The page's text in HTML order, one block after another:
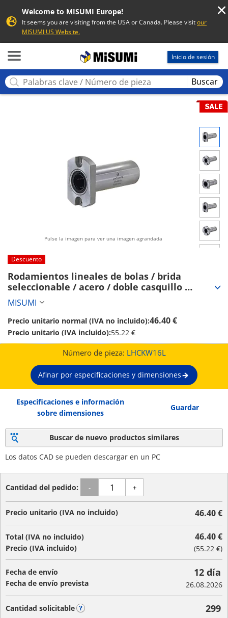
Welcome to MISUMI Europe!
It seems you are visiting from the USA or Canada. Please visitour
MISUMI US Website.
Inicio de sesión
Buscar
Pulse la imagen para ver una imagen agrandada
Descuento
Rodamientos lineales de bolas / brida
seleccionable / acero / doble casquillo
(LHCKW16L)
MISUMI
Precio unitario normal (IVA no incluido):46.40 €
Precio unitario (IVA incluido):55.22 €
Número de pieza: LHCKW16L
Afinar por especificaciones y dimensiones
Especificaciones e información
sobre dimensiones
Guardar
Buscar de nuevo productos similares
Los datos CAD se pueden descargar en un PC
Cantidad del pedido: - +
Precio unitario (IVA no incluido) 46.40 €
Total (IVA no incluido)
Precio (IVA incluido)
46.40 €
(55.22 €)
Fecha de envío
Fecha de envío prevista
12 día
26.08.2026
Cantidad solicitable 299